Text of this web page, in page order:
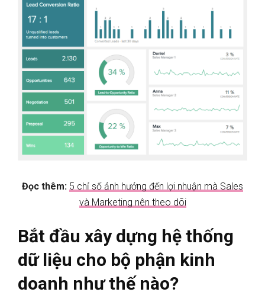
Đọc thêm: 5 chỉ số ảnh hưởng đến lợi nhuận mà Sales
và Marketing nên theo dõi
Bắt đầu xây dựng hệ thống
dữ liệu cho bộ phận kinh
doanh như thế nào?